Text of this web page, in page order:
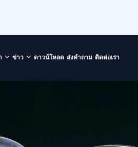
ข่าว ดาวน์โหลด ส่งคำถาม ติดต่อเรา